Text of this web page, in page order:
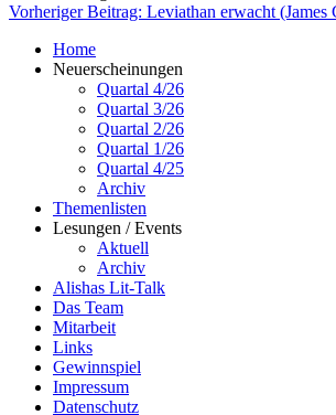
Vorheriger Beitrag: Leviathan erwacht (James
Home
Neuerscheinungen
Quartal 4/26
Quartal 3/26
Quartal 2/26
Quartal 1/26
Quartal 4/25
Archiv
Themenlisten
Lesungen / Events
Aktuell
Archiv
Alishas Lit-Talk
Das Team
Mitarbeit
Links
Gewinnspiel
Impressum
Datenschutz